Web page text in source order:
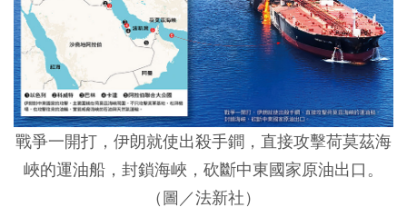
戰爭一開打，伊朗就使出殺手鐧，直接攻擊荷莫茲海
峽的運油船，封鎖海峽，砍斷中東國家原油出口。
（圖／法新社）